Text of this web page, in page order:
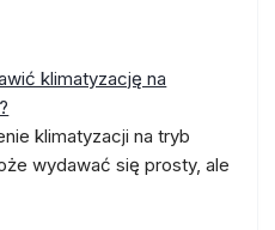
klimatyzację na
klimatyzacji na tryb
wydawać się prosty, ale